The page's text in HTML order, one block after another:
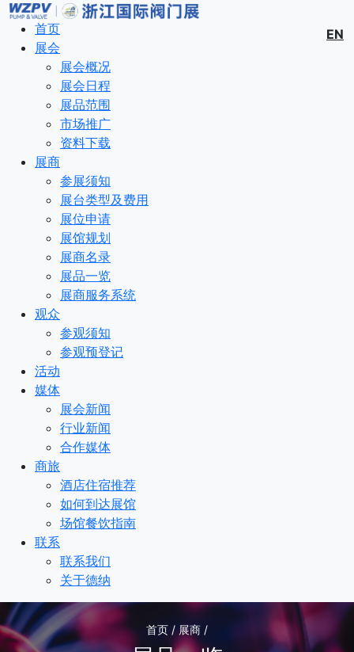
EN
首页
展会
展会概况
展会日程
展品范围
市场推广
资料下载
展商
参展须知
展台类型及费用
展位申请
展馆规划
展商名录
展品一览
展商服务系统
观众
参观须知
参观预登记
活动
媒体
展会新闻
行业新闻
合作媒体
商旅
酒店住宿推荐
如何到达展馆
场馆餐饮指南
联系
联系我们
关于德纳
首页 / 展商 /